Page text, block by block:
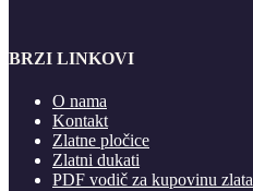
BRZI LINKOVI
O nama
Kontakt
Zlatne pločice
Zlatni dukati
PDF vodič za kupovinu zlata